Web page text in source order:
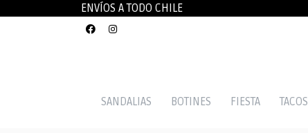
ENVÍOS A TODO CHILE
SANDALIAS BOTINES FIESTA TACOS